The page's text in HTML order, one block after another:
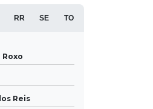
RR SE TO
Reis